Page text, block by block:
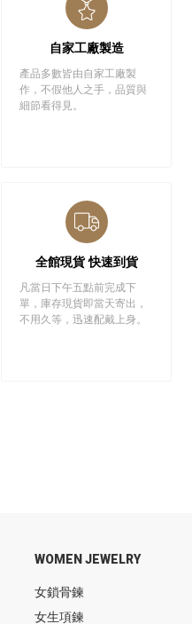
自家工廠製造
產品多數皆由自家工廠製
作，不假他人之手，品質與
細節看得見。
全館現貨 快速到貨
凡當日下午五點前完成下
單，庫存現貨即當天寄出，
不用久等，迅速配戴上身。
WOMEN JEWELRY
女鎖骨鍊
女生項鍊